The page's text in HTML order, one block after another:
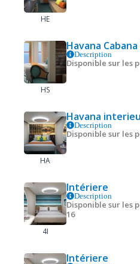
HE
HS
Havana
Description
Disponible sur les
HA
Havana
Description
Disponible sur les
4I
Intériere
Description
Disponible sur les
16
Intériere